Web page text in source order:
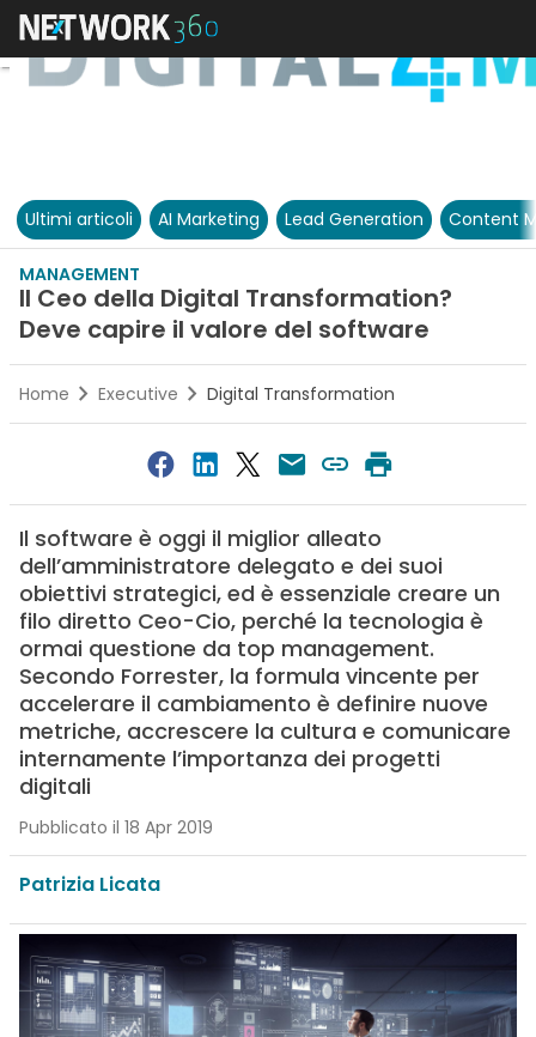
Ultimi articoli AI Marketing Lead Generation Content
MANAGEMENT
Il Ceo della Digital Transformation?
Deve capire il valore del software
Home Executive Digital Transformation
Il software è oggi il miglior alleato
dell’amministratore delegato e dei suoi
obiettivi strategici, ed è essenziale creare un
filo diretto Ceo-Cio, perché la tecnologia è
ormai questione da top management.
Secondo Forrester, la formula vincente per
accelerare il cambiamento è definire nuove
metriche, accrescere la cultura e comunicare
internamente l’importanza dei progetti
digitali
Pubblicato il 18 Apr 2019
Patrizia Licata